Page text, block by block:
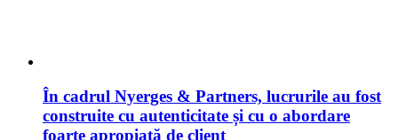
În cadrul Nyerges & Partners, lucrurile au fost
construite cu autenticitate și cu o abordare
foarte apropiată de client